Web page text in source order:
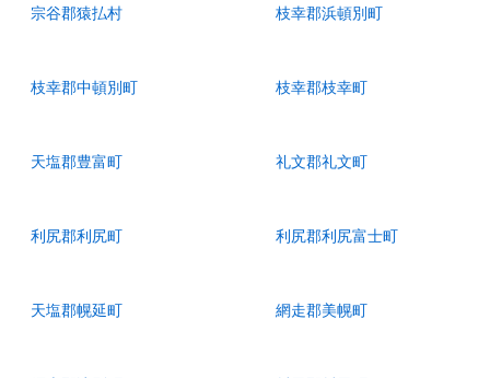
宗谷郡猿払村 枝幸郡浜頓別町
枝幸郡中頓別町 枝幸郡枝幸町
天塩郡豊富町 礼文郡礼文町
利尻郡利尻町 利尻郡利尻富士町
天塩郡幌延町 網走郡美幌町